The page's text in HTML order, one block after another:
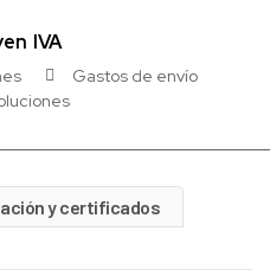
IVA
Gastos de envío
y certificados